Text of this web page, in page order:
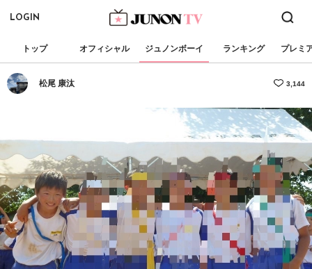
LOGIN
トップ オフィシャル ジュノンボーイ ランキング プレミ
松尾 康汰 3,144